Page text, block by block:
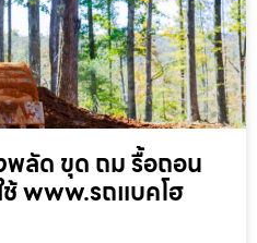
ลัด ขุด ถม รื้อถอน
ช้ www.รถแบคโฮ